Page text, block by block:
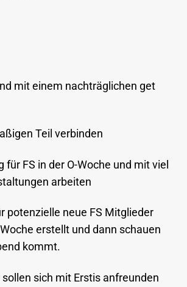
mit einem nachträglichen get
Teil verbinden
für FS in der O-Woche und mit viel
arbeiten
potenzielle neue FS Mitglieder
erstellt und dann schauen
kommt.
sich mit Erstis anfreunden